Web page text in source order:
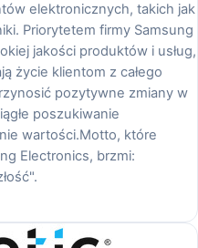
elektronicznych, takich jak
Priorytetem firmy Samsung
jakości produktów i usług,
życie klientom z całego
pozytywne zmiany w
poszukiwanie
wartości.Motto, które
Electronics, brzmi: